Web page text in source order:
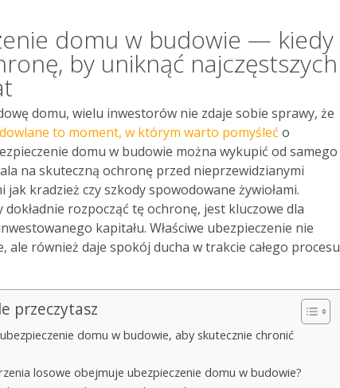
domu w budowie — kiedy
by uniknąć najczęstszych
domu, wielu inwestorów nie zdaje sobie sprawy, że
to moment, w którym warto pomyśleć o
domu w budowie można wykupić od samego
na skuteczną ochronę przed nieprzewidzianymi
jak kradzież czy szkody spowodowane żywiołami.
rozpocząć tę ochronę, jest kluczowe dla
kapitału. Właściwe ubezpieczenie nie
ale również daje spokój ducha w trakcie całego procesu
przeczytasz
domu w budowie, aby skutecznie chronić
losowe obejmuje ubezpieczenie domu w budowie?